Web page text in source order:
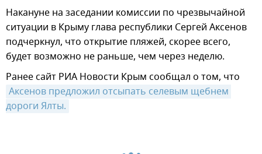
Накануне на заседании комиссии по чрезвычайной
ситуации в Крыму глава республики Сергей Аксенов
подчеркнул, что открытие пляжей, скорее всего,
будет возможно не раньше, чем через неделю.
Ранее сайт РИА Новости Крым сообщал о том, что
Аксенов предложил отсыпать селевым щебнем
дороги Ялты.